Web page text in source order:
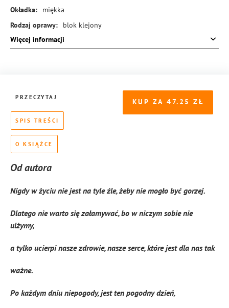
Okładka:
miękka
Rodzaj oprawy:
blok klejony
ISBN:
978-83-8104-353-3
Więcej informacji
KUP ZA 47.25
PRZECZYTAJ
SPIS TREŚCI
O KSIĄŻCE
Od autora
Nigdy w życiu nie jest na tyle źle, żeby nie mogło być gorzej.
Dlatego nie warto się załamywać, bo w niczym sobie nie
ulżymy,
a tylko ucierpi nasze zdrowie, nasze serce, które jest dla nas tak
ważne.
Po każdym dniu niepogody, jest ten pogodny dzień,